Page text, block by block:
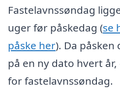
Fastelavnssøndag
uger før påskedag (se
påske her). Da
på en ny dato hvert
for fastelavnssøndag.